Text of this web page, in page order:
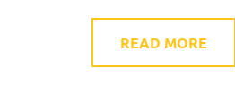
READ MORE